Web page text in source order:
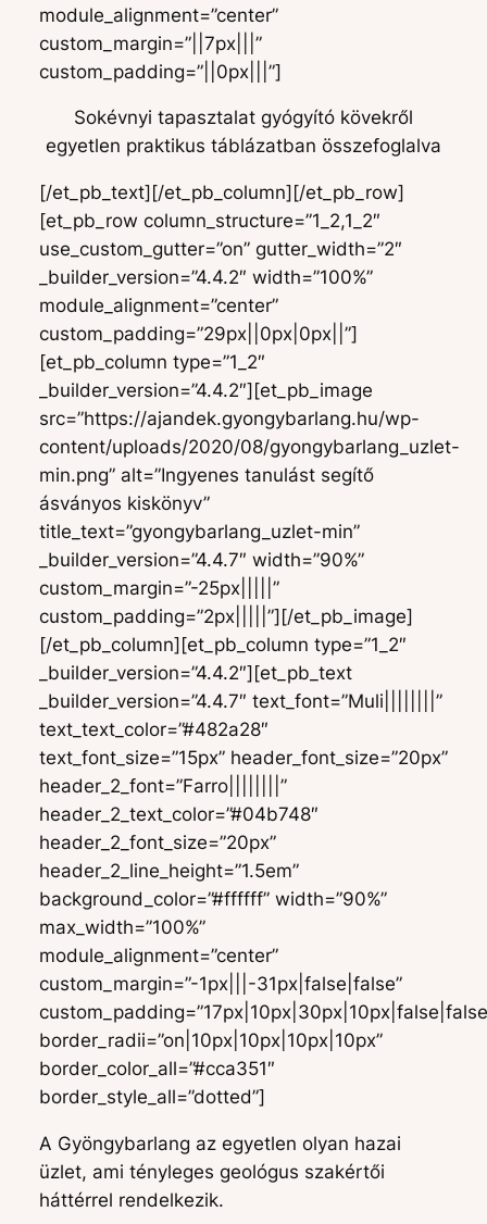
module_alignment=”center”
custom_margin=”||7px|||”
custom_padding=”||0px|||”]
Sokévnyi tapasztalat gyógyító kövekről
egyetlen praktikus táblázatban összefoglalva
[/et_pb_text][/et_pb_column][/et_pb_row]
[et_pb_row column_structure=”1_2,1_2″
use_custom_gutter=”on” gutter_width=”2″
_builder_version=”4.4.2″ width=”100%”
module_alignment=”center”
custom_padding=”29px||0px|0px||”]
[et_pb_column type=”1_2″
_builder_version=”4.4.2″][et_pb_image
src=”https://ajandek.gyongybarlang.hu/wp-
content/uploads/2020/08/gyongybarlang_uzlet-
min.png” alt=”Ingyenes tanulást segítő
ásványos kiskönyv”
title_text=”gyongybarlang_uzlet-min”
_builder_version=”4.4.7″ width=”90%”
custom_margin=”-25px|||||”
custom_padding=”2px|||||”][/et_pb_image]
[/et_pb_column][et_pb_column type=”1_2″
_builder_version=”4.4.2″][et_pb_text
_builder_version=”4.4.7″ text_font=”Muli||||||||”
text_text_color=”#482a28″
text_font_size=”15px” header_font_size=”20px”
header_2_font=”Farro||||||||”
header_2_text_color=”#04b748″
header_2_font_size=”20px”
header_2_line_height=”1.5em”
background_color=”#ffffff” width=”90%”
max_width=”100%”
module_alignment=”center”
custom_margin=”-1px|||-31px|false|false”
border_radii=”on|10px|10px|10px|10px”
border_color_all=”#cca351″
border_style_all=”dotted”]
A Gyöngybarlang az egyetlen olyan hazai
üzlet, ami tényleges geológus szakértői
háttérrel rendelkezik.